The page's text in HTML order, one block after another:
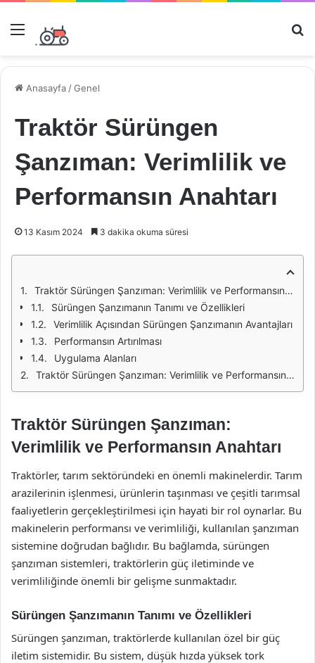
Menü
Anasayfa /Genel
Traktör Sürüngen
Şanzıman: Verimlilik ve
Performansın Anahtarı
13 Kasım 2024 3 dakika okuma süresi
Traktör Sürüngen Şanzıman: Verimlilik ve Performansın Anahtarı
Sürüngen Şanzımanın Tanımı ve Özellikleri
Verimlilik Açısından Sürüngen Şanzımanın Avantajları
Performansın Artırılması
Uygulama Alanları
Traktör Sürüngen Şanzıman: Verimlilik ve Performansın Anahtarı
Traktör Sürüngen Şanzıman:
Verimlilik ve Performansın Anahtarı
Traktörler, tarım sektöründeki en önemli makinelerdir. Tarım
arazilerinin işlenmesi, ürünlerin taşınması ve çeşitli tarımsal
faaliyetlerin gerçekleştirilmesi için hayati bir rol oynarlar. Bu
makinelerin performansı ve verimliliği, kullanılan şanzıman
sistemine doğrudan bağlıdır. Bu bağlamda, sürüngen
şanzıman sistemleri, traktörlerin güç iletiminde ve
verimliliğinde önemli bir gelişme sunmaktadır.
Sürüngen Şanzımanın Tanımı ve Özellikleri
Sürüngen şanzıman, traktörlerde kullanılan özel bir güç
iletim sistemidir. Bu sistem, düşük hızda yüksek tork